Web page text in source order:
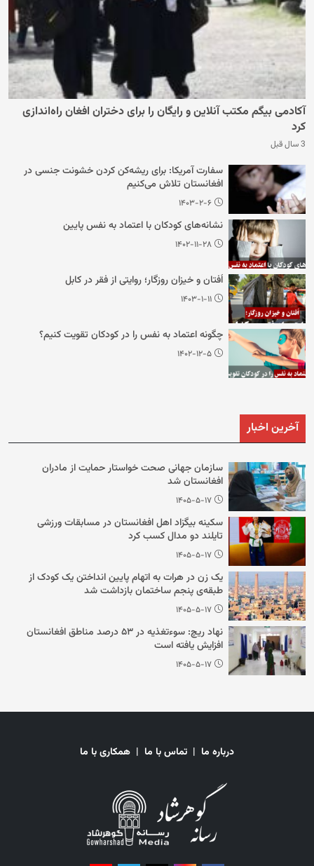
آکادمی بیگم مکتب آنلاین و رایگان را برای دختران افغان راه‌اندازی
کرد
3 سال قبل
سفارت آمریکا: برای ریشه‌کن کردن خشونت جنسی در
افغانستان تلاش می‌کنیم
۱۴۰۳-۲-۶
نشانه‌های کودکان با اعتماد به نفس پایین
۱۴۰۲-۱۱-۲۸
اُفتان و خیزان روزگار؛ روایتی از فقر در کابل
۱۴۰۳-۱-۱۱
چگونه اعتماد به نفس را در کودکان تقویت کنیم؟
۱۴۰۲-۱۲-۵
آخرین اخبار
سازمان جهانی صحت خواستار حمایت از مادران
افغانستان شد
۱۴۰۵-۵-۱۷
سکینه بیگزاد اهل افغانستان در مسابقات ورزشی
تایلند دو مدال کسب کرد
۱۴۰۵-۵-۱۷
یک زن در هرات به اتهام پایین انداختن یک کودک از
طبقه‌ی پنجم ساختمان بازداشت شد
۱۴۰۵-۵-۱۷
نهاد ریچ: سوءتغذیه در ۵۳ درصد مناطق افغانستان
افزایش یافته است
۱۴۰۵-۵-۱۷
درباره ما | تماس با ما | همکاری با ما